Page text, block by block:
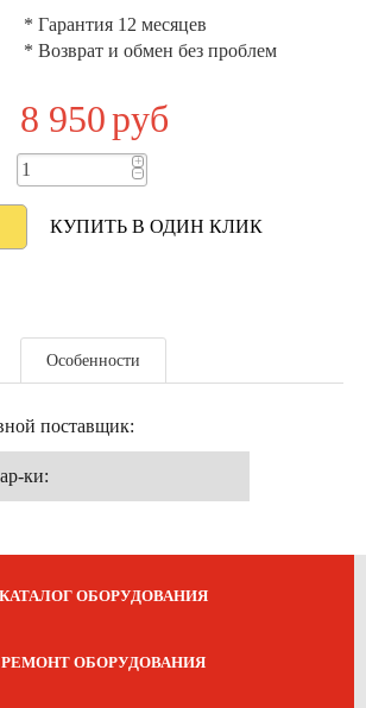
* Гарантия 12 месяцев
* Возврат и обмен без проблем
8 950руб
+
−
КУПИТЬ В ОДИН КЛИК
Особенности
поставщик:
ки:
КАТАЛОГ ОБОРУДОВАНИЯ
РЕМОНТ ОБОРУДОВАНИЯ